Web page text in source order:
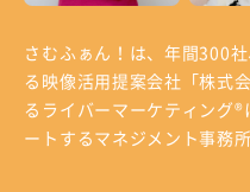
さむふぁん！は、年間300
る 映像活用提案会社「株式
る ライバーマーケティング
ートするマネジメント事務所